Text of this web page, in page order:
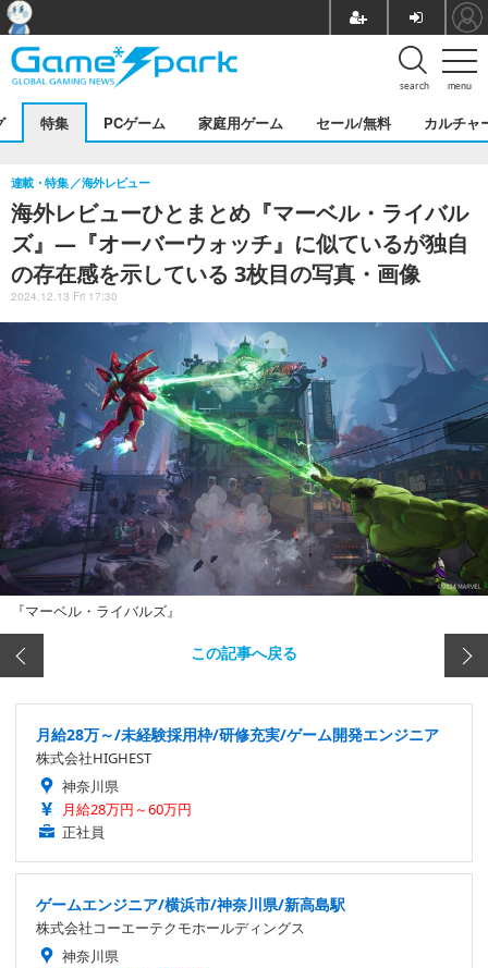
menu
search
特集 PCゲーム 家庭用ゲーム セール/無料 カルチャ
海外レビューひとまとめ『マーベル・ライバル
ズ』―『オーバーウォッチ』に似ているが独自
の存在感を示している 3枚目の写真・画像
連載・特集 海外レビュー
2024.12.13 Fri 17:30
『マーベル・ライバルズ』
この記事へ戻る
月給28万～/未経験採用枠/研修充実/ゲーム開発エンジニア
株式会社HIGHEST
神奈川県
月給28万円～60万円
正社員
ゲームエンジニア/横浜市/神奈川県/新高島駅
株式会社コーエーテクモホールディングス
神奈川県